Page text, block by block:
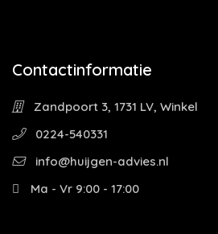
Contactinformatie
Zandpoort 3, 1731 LV, Winkel
0224-540331
info@huijgen-advies.nl
Ma - Vr 9:00 - 17:00